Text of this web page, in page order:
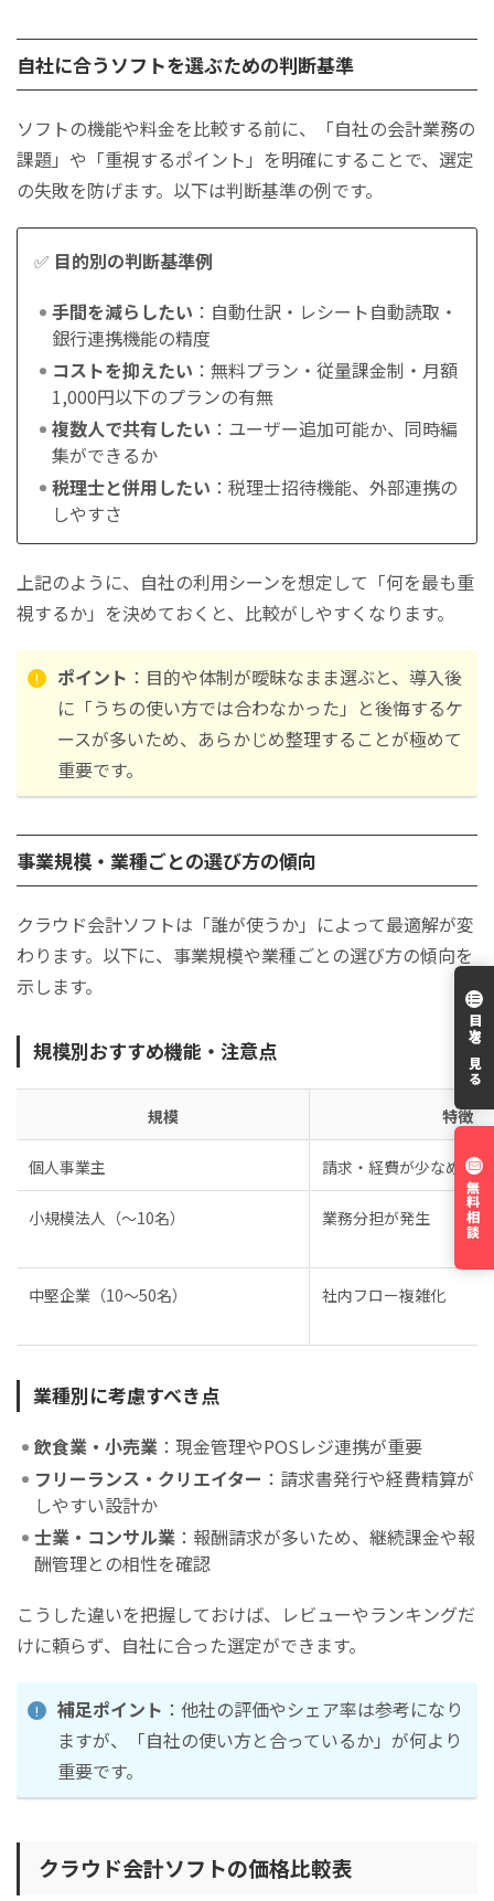
目次を見る
自社に合うソフトを選ぶための判断基準
ソフトの機能や料金を比較する前に、「自社の会計業務の
課題」や「重視するポイント」を明確にすることで、選定
の失敗を防げます。以下は判断基準の例です。
✅ 目的別の判断基準例
手間を減らしたい ：自動仕訳・レシート自動読取・
銀行連携機能の精度
コストを抑えたい ：無料プラン・従量課金制・月額
1,000円以下のプランの有無
複数人で共有したい ：ユーザー追加可能か、同時編
集ができるか
税理士と併用したい ：税理士招待機能、外部連携の
しやすさ
上記のように、自社の利用シーンを想定して「何を最も重
視するか」を決めておくと、比較がしやすくなります。
ポイント ：目的や体制が曖昧なまま選ぶと、導入後
に「うちの使い方では合わなかった」と後悔するケ
ースが多いため、あらかじめ整理することが極めて
重要です。
事業規模・業種ごとの選び方の傾向
クラウド会計ソフトは「誰が使うか」によって最適解が変
わります。以下に、事業規模や業種ごとの選び方の傾向を
示します。
規模別おすすめ機能・注意点
規模 特徴
個人事業主 請求・経費が少なめ
小規模法人（〜10名） 業務分担が発生
中堅企業（10〜50名） 社内フロー複雑化
業種別に考慮すべき点
飲食業・小売業 ：現金管理やPOSレジ連携が重要
フリーランス・クリエイター ：請求書発行や経費精算が
しやすい設計か
士業・コンサル業 ：報酬請求が多いため、継続課金や報
酬管理との相性を確認
こうした違いを把握しておけば、レビューやランキングだ
けに頼らず、自社に合った選定ができます。
補足ポイント ：他社の評価やシェア率は参考になり
ますが、「自社の使い方と合っているか」が何より
重要です。
クラウド会計ソフトの価格比較表
無料相談